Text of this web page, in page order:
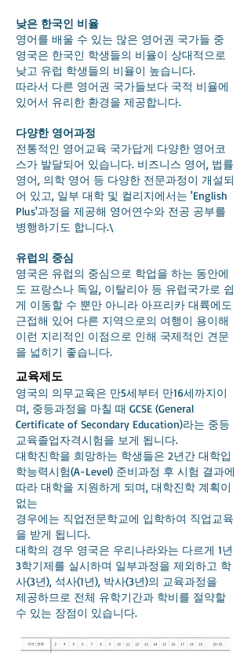
낮은 한국인 비율
영어를 배울 수 있는 많은 영어권 국가들 중
영국은 한국인 학생들의 비율이 상대적으로
낮고 유럽 학생들의 비율이 높습니다.
따라서 다른 영어권 국가들보다 국적 비율에
있어서 유리한 환경을 제공합니다.
다양한 영어과정
전통적인 영어교육 국가답게 다양한 영어코
스가 발달되어 있습니다. 비즈니스 영어, 법률
영어, 의학 영어 등 다양한 전문과정이 개설되
어 있고, 일부 대학 및 컬리지에서는 'English
Plus'과정을 제공해 영어연수와 전공 공부를
병행하기도 합니다.\
유럽의 중심
영국은 유럽의 중심으로 학업을 하는 동안에
도 프랑스나 독일, 이탈리아 등 유럽국가로 쉽
게 이동할 수 뿐만 아니라 아프리카 대륙에도
근접해 있어 다른 지역으로의 여행이 용이해
이런 지리적인 이점으로 인해 국제적인 견문
을 넓히기 좋습니다.
교육제도
영국의 의무교육은 만5세부터 만16세까지이
며, 중등과정을 마칠 때 GCSE (General
Certificate of Secondary Education)라는 중등
교육졸업자격시험을 보게 됩니다.
대학진학을 희망하는 학생들은 2년간 대학입
학능력시험(A-Level) 준비과정 후 시험 결과에
따라 대학을 지원하게 되며, 대학진학 계획이
없는
경우에는 직업전문학교에 입학하여 직업교육
을 받게 됩니다.
대학의 경우 영국은 우리나라와는 다르게 1년
3학기제를 실시하며 일부과정을 제외하고 학
사(3년), 석사(1년), 박사(3년)의 교육과정을
제공하므로 전체 유학기간과 학비를 절약할
수 있는 장점이 있습니다.